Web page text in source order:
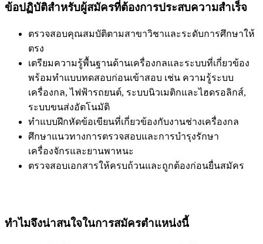
ข้อปฏิบัติสำหรับผู้สมัครที่ต้องการประสบความสำเร็จ
ตรวจสอบคุณสมบัติตามสาขาวิชาและระดับการศึกษาให้
ตรง
เตรียมความรู้พื้นฐานด้านเครื่องกลและระบบที่เกี่ยวข้อง
พร้อมทำแบบทดสอบก่อนเข้าสอบ เช่น ความรู้ระบบ
เครื่องกล, ไฟฟ้ารถยนต์, ระบบนิวเมติกและไฮดรอลิกส์,
ระบบขนส่งอัตโนมัติ
ทำแบบฝึกหัดข้อเขียนที่เกี่ยวข้องกับงานช่างเครื่องกล
ศึกษาแนวทางการตรวจสอบและการบำรุงรักษา
เครื่องจักรและยานพาหนะ
ตรวจสอบเอกสารให้ครบถ้วนและถูกต้องก่อนยื่นสมัคร
ทำไมจึงน่าสนใจในการสมัครตำแหน่งนี้